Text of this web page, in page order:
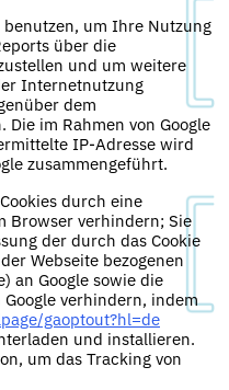
um Ihre Nutzung
über die
und um weitere
Internetnutzung
dem
im Rahmen von Google
IP-Adresse wird
zusammengeführt.
durch eine
Browser verhindern; Sie
der durch das Cookie
Webseite bezogenen
an Google sowie die
verhindern, indem
gaoptout?hl=de
und installieren.
um das Tracking von